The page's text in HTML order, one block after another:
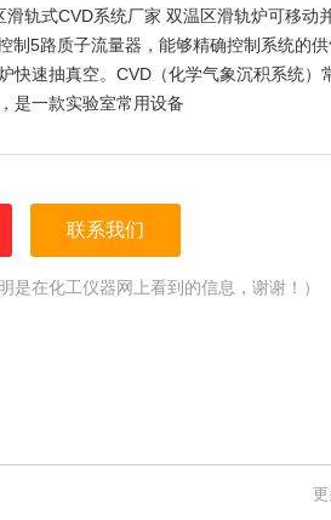
滑轨式CVD系统厂家 双温区滑轨炉可移动
制5路质子流量器，能够精确控制系统的
快速抽真空。CVD（化学气象沉积系统）
是一款实验室常用设备
联系我们
是在化工仪器网上看到的信息，谢谢！）